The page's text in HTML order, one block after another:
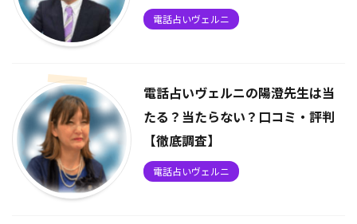
電話占いヴェルニ
電話占いヴェルニの陽澄先生は当
たる？当たらない？口コミ・評判
【徹底調査】
電話占いヴェルニ